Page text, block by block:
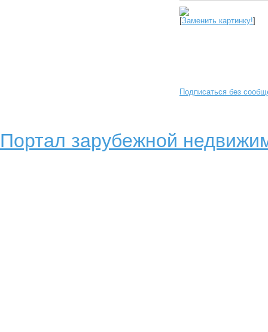
[Заменить картинку!]
Подписаться без
Портал зарубежной